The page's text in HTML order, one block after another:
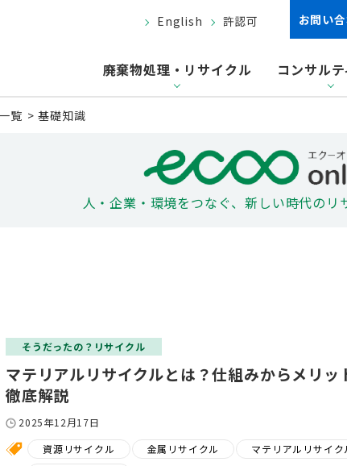
お問い
廃棄物処理・リサイクル コンサル
English 許認可
覧 基礎知識
人・企業・環境をつなぐ、新しい時代のリ
そうだったの？リサイクル
マテリアルリサイクルとは？仕組みからメリッ
徹底解説
2025年12月17日
資源リサイクル
金属リサイクル マテリアルリサイク